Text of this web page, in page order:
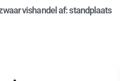
vishandel af: standplaats